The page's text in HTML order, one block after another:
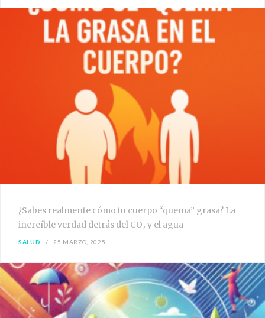
¿Sabes realmente cómo tu cuerpo “quema” grasa? La
increíble verdad detrás del CO₂ y el agua
SALUD 25 MARZO, 2025